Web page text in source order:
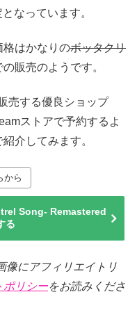
なっています。
格はかなりのボッタクリ
販売のようです。
売する優良ショップ
ストアで予約するよ
介してみます。
から
Song- Remastered
る
像にアフィリエイトリ
ポリシーをお読みくださ